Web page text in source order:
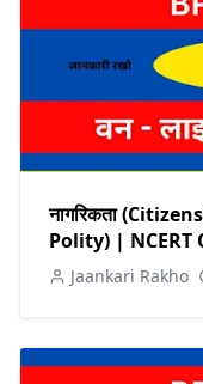
नागरिकता
Polity) | NCERT
Jaankari Rakho